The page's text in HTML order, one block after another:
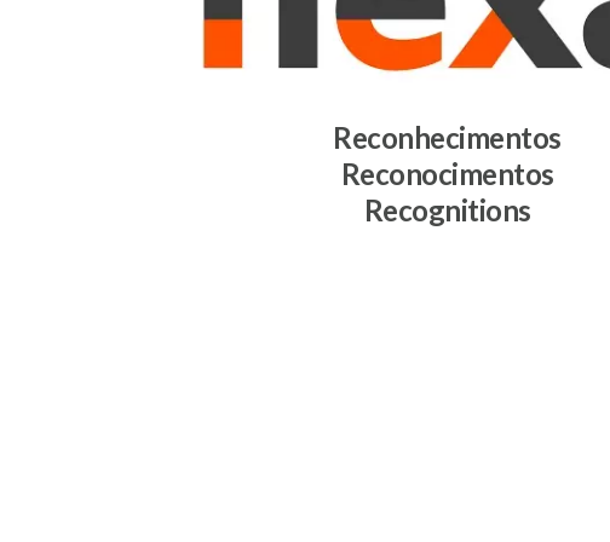
Reconhecimentos
Reconocimentos
Recognitions